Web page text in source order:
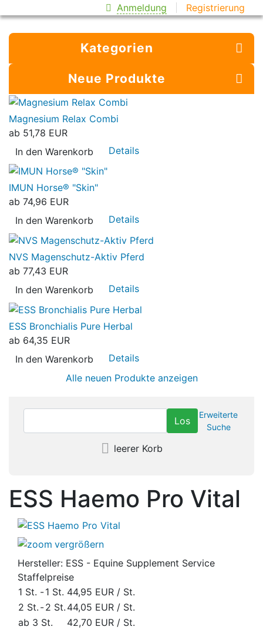
Anmeldung Registrierung
Kategorien
Neue Produkte
Magnesium Relax Combi
ab 51,78 EUR
In den Warenkorb
Details
IMUN Horse® "Skin"
ab 74,96 EUR
In den Warenkorb
Details
NVS Magenschutz-Aktiv Pferd
ab 77,43 EUR
In den Warenkorb
Details
ESS Bronchialis Pure Herbal
ab 64,35 EUR
In den Warenkorb
Details
Alle neuen Produkte anzeigen
Erweiterte
Suche
leerer Korb
ESS Haemo Pro Vital
vergrößern
Hersteller: ESS - Equine Supplement Service
Staffelpreise
1 St. -1 St. 44,95 EUR / St.
2 St. -2 St. 44,05 EUR / St.
ab 3 St.
42,70 EUR / St.